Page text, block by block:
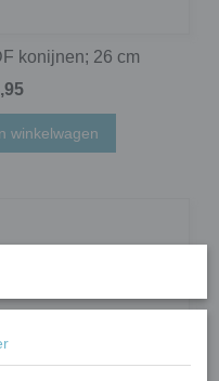
konijnen; 26 cm
winkelwagen